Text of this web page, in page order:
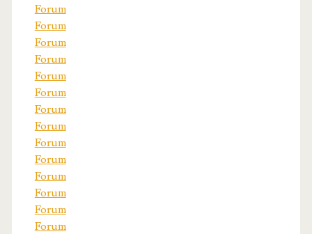
Forum
Forum
Forum
Forum
Forum
Forum
Forum
Forum
Forum
Forum
Forum
Forum
Forum
Forum